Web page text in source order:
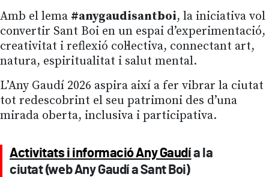
Amb el lema #anygaudisantboi, la iniciativa vol
convertir Sant Boi en un espai d’experimentació,
creativitat i reflexió col·lectiva, connectant art,
natura, espiritualitat i salut mental.
L’Any Gaudí 2026 aspira així a fer vibrar la ciutat
tot redescobrint el seu patrimoni des d’una
mirada oberta, inclusiva i participativa.
Activitats i informació Any Gaudía la
ciutat (web Any Gaudí a Sant Boi)